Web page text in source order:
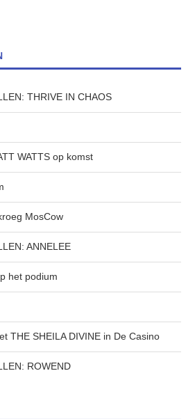
THRIVE IN CHAOS
WATTS op komst
MosCow
ANNELEE
het podium
THE SHEILA DIVINE in De Casino
ROWEND